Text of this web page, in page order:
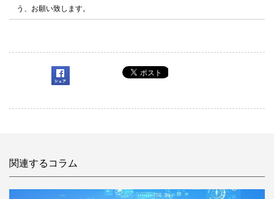
う、お願い致します。
関連するコラム